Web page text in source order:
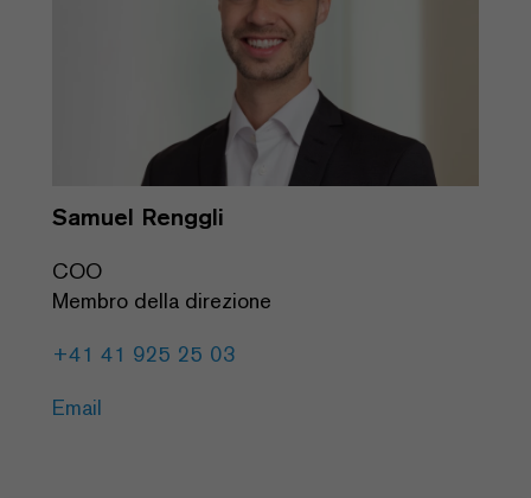
Samuel Renggli
COO
Membro della direzione
+41 41 925 25 03
Email